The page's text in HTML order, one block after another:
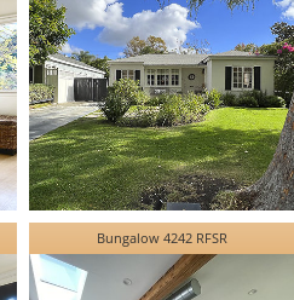
Bungalow 4242 RFSR